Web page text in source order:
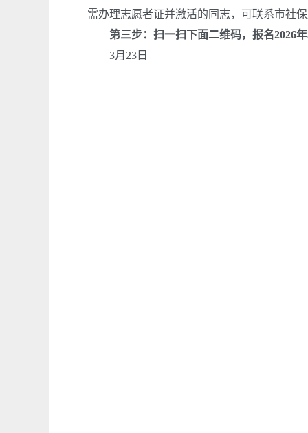
需办理志愿者证并激活的同志，可联系市社
第三步：扫一扫下面二维码，报名2026年
3月 23 日